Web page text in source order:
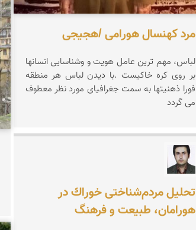
مرد کهنسال هورامی /هجیجی
لباس، مهم ترین عامل هویت و وشناسایی انسانها
بر روی کره خاکیست .با دیدن لباس هر منطقه
فورا ذهنیتها به سمت جغرافیای مورد نظر معطوف
می گردد
تحلیل مردم‌شناختی خوراك در
هورامان،‌ طبیعت و فرهنگ